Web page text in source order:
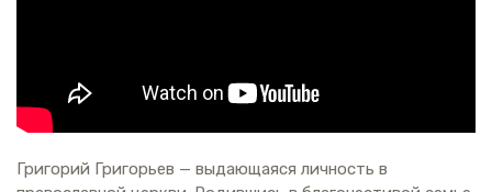
Григорий Григорьев — выдающаяся личность в